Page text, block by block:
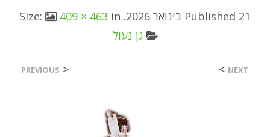
Published 21 בינואר 2026 . Size:
409 × 463 in
גן נעול
<
PREVIOUS NEXT
>